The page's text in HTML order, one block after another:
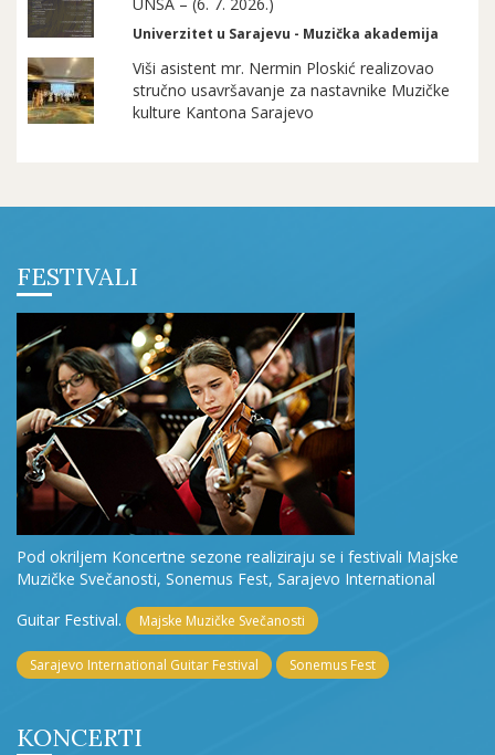
Univerzitet u Sarajevu - Muzička akademija
Viši asistent mr. Nermin Ploskić realizovao
stručno usavršavanje za nastavnike Muzičke
kulture Kantona Sarajevo
FESTIVALI
Pod okriljem Koncertne sezone realiziraju se i festivali Majske
Muzičke Svečanosti, Sonemus Fest, Sarajevo International
Guitar Festival.
Majske Muzičke Svečanosti
Sarajevo International Guitar Festival Sonemus Fest
KONCERTI